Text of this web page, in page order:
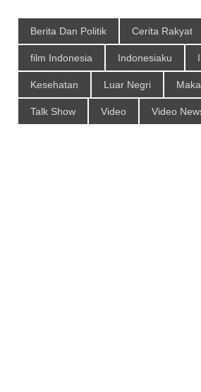
Berita Dan Politik Cerita Rakyat
film Indonesia Indonesiaku
Kesehatan Luar Negri
Talk Show Video Video